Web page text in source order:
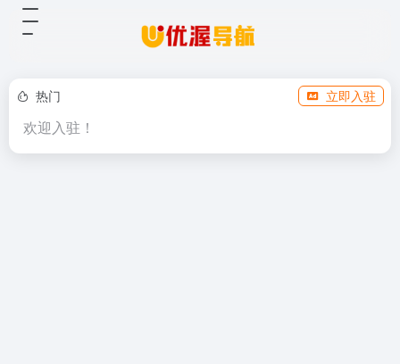
热门 立即入驻
欢迎入驻！